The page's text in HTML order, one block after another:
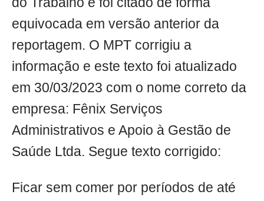
equivocada em versão anterior da
reportagem. O MPT corrigiu a
informação e este texto foi atualizado
em 30/03/2023 com o nome correto da
empresa: Fênix Serviços
Administrativos e Apoio à Gestão de
Saúde Ltda. Segue texto corrigido:
Ficar sem comer por períodos de até